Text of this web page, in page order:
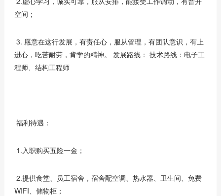
空间；
3. 愿意在这行发展，有责任心，服从管理，有团队意识，有上
进心，吃苦耐劳，肯学的精神。 发展路线： 技术路线：电子工
程师、结构工程师
福利待遇：
1.入职购买五险一金；
2.提供食堂、员工宿舍，宿舍配空调、热水器、卫生间、免费
WIFI、储物柜；